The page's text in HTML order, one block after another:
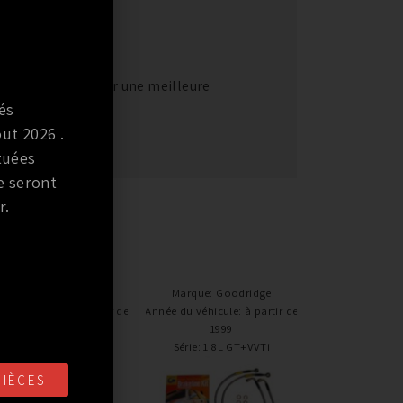
carbone pour une meilleure
à partir de
Marque: Goodridge
Année du véhicule: à partir de
1999
Série:1.8L GT+VVTi
2026 .
seront